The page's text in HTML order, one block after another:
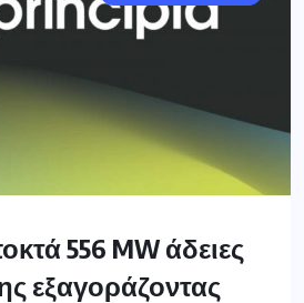
556 MW άδειες
εξαγοράζοντας